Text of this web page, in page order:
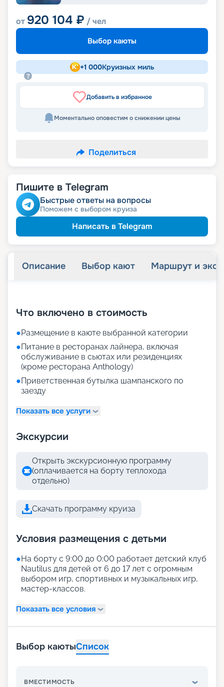
от 920 104 ₽ / чел
Выбор каюты
+1 000Круизных миль
Добавить в избранное
Моментально оповестим о снижении цены
Поделиться
Пишите в Telegram
Быстрые ответы на вопросы
Поможем с выбором круиза
Написать в Telegram
Описание Выбор кают Маршрут и
Что включено в стоимость
●Размещение в каюте выбранной категории
●Питание в ресторанах лайнера, включая
обслуживание в сьютах или резиденциях
(кроме ресторана Anthology)
●Приветственная бутылка шампанского по
заезду
Показать все услуги
Экскурсии
Открыть экскурсионную программу
(оплачивается на борту теплохода
отдельно)
Скачать программу круиза
Условия размещения с детьми
●На борту с 9:00 до 0:00 работает детский клуб
Nautilus для детей от 6 до 17 лет с огромным
выбором игр, спортивных и музыкальных игр,
мастер-классов.
Показать все условия
Выбор каютыСписок
ВМЕСТИМОСТЬ